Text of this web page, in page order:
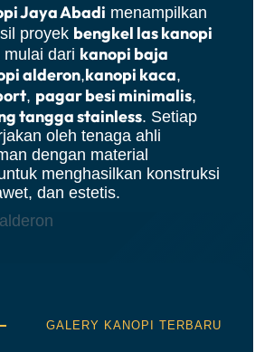
Jaya Abadi menampilkan
proyek bengkel las kanopi
mulai dari kanopi baja
alderon,kanopi kaca,
, pagar besi minimalis,
tangga stainless. Setiap
oleh tenaga ahli
dengan material
menghasilkan konstruksi
dan estetis.
GALERY KANOPI TERBARU